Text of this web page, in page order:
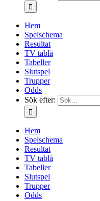
Hem
Spelschema
Resultat
TV tablå
Tabeller
Slutspel
Trupper
Odds
Sök efter:
Hem
Spelschema
Resultat
TV tablå
Tabeller
Slutspel
Trupper
Odds